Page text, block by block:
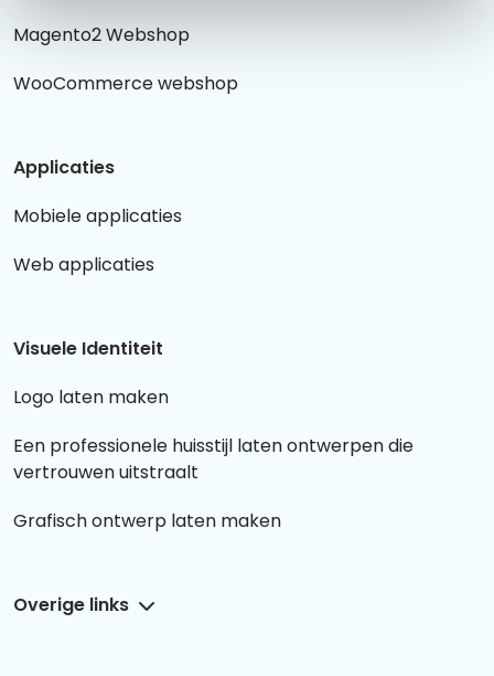
Magento2 Webshop
WooCommerce webshop
Applicaties
Mobiele applicaties
Web applicaties
Visuele Identiteit
Logo laten maken
Een professionele huisstijl laten ontwerpen die
vertrouwen uitstraalt
Grafisch ontwerp laten maken
Overige links